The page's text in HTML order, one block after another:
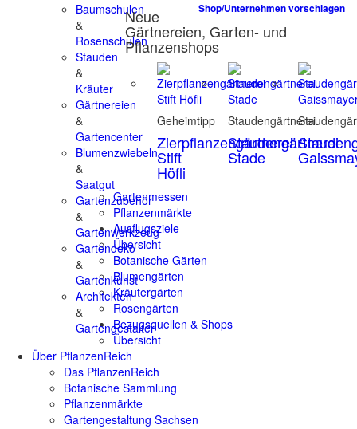
Baumschulen
&
Rosenschulen
Stauden
&
Kräuter
Gärtnereien
&
Gartencenter
Blumenzwiebeln
&
Saatgut
Gartenzubehör
&
Gartenwerkzeug
Gartendeko
&
Gartenkunst
Architekten
&
Gartengestalter
Shop/Unternehmen vorschlagen
Neue
Gärtnereien, Garten- und
Pflanzenshops
Geheimtipp
Zierpflanzengärtnerei
Stift
Höfli
Staudengärtnerei
Staudengärtnerei
Stade
Gartenmessen
Pflanzenmärkte
Ausflugsziele
Übersicht
Botanische Gärten
Blumengärten
Kräutergärten
Rosengärten
Bezugsquellen & Shops
Übersicht
Über PflanzenReich
Das PflanzenReich
Botanische Sammlung
Pflanzenmärkte
Gartengestaltung Sachsen